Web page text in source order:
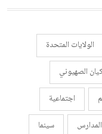
الولايات المتحدة
الصهيوني
اجتماعية
المدارس
سينما